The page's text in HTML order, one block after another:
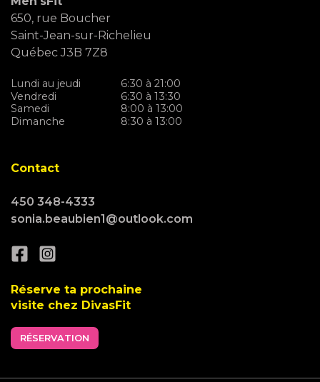
650, rue Boucher
Saint-Jean-sur-Richelieu
Québec J3B 7Z8
Lundi au jeudi
6:30 à 21:00
Vendredi
6:30 à 13:30
Samedi
8:00 à 13:00
Dimanche
8:30 à 13:00
Contact
450 348-4333
sonia.beaubien1@outlook.com
Réserve ta prochaine
visite chez DivasFit
RÉSERVATION